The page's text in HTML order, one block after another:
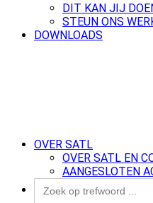
DIT KAN JIJ
STEUN ONS
DOWNLOADS
OVER SATL
OVER SATL EN
AANGESLOTEN
Zoek
naar: